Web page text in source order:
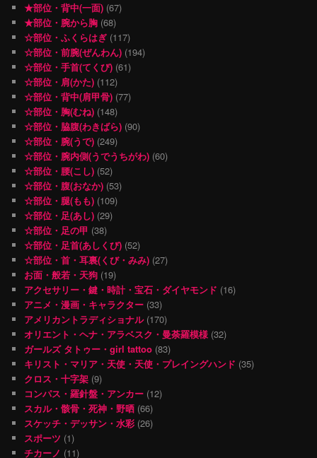
★部位・背中(一面) (67)
★部位・腕から胸 (68)
☆部位・ふくらはぎ (117)
☆部位・前腕(ぜんわん) (194)
☆部位・手首(てくび) (61)
☆部位・肩(かた) (112)
☆部位・背中(肩甲骨) (77)
☆部位・胸(むね) (148)
☆部位・脇腹(わきばら) (90)
☆部位・腕(うで) (249)
☆部位・腕内側(うでうちがわ) (60)
☆部位・腰(こし) (52)
☆部位・腹(おなか) (53)
☆部位・腿(もも) (109)
☆部位・足(あし) (29)
☆部位・足の甲 (38)
☆部位・足首(あしくび) (52)
☆部位・首・耳裏(くび・みみ) (27)
お面・般若・天狗 (19)
アクセサリー・鍵・時計・宝石・ダイヤモンド (16)
アニメ・漫画・キャラクター (33)
アメリカントラディショナル(170)
オリエント・ヘナ・アラベスク・曼荼羅模様 (32)
ガールズ タトゥー・girl tattoo (83)
キリスト・マリア・天使・天使・プレイングハンド (35)
クロス・十字架 (9)
コンパス・羅針盤・アンカー (12)
スカル・骸骨・死神・野晒 (66)
スケッチ・デッサン・水彩 (26)
スポーツ (1)
チカーノ (11)